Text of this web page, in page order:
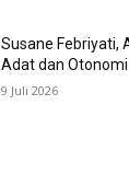
Susane Febriyati,
Adat dan
9 Juli 2026